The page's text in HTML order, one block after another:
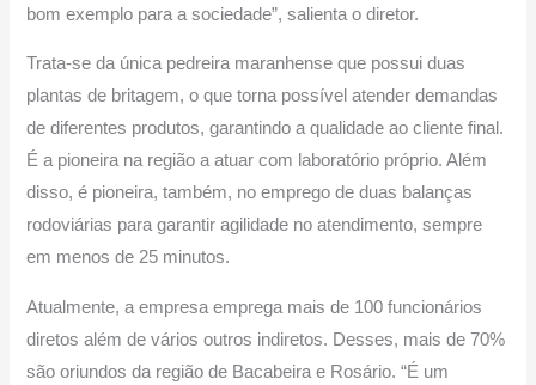
bom exemplo para a sociedade”, salienta o diretor.
Trata-se da única pedreira maranhense que possui duas
plantas de britagem, o que torna possível atender demandas
de diferentes produtos, garantindo a qualidade ao cliente final.
É a pioneira na região a atuar com laboratório próprio. Além
disso, é pioneira, também, no emprego de duas balanças
rodoviárias para garantir agilidade no atendimento, sempre
em menos de 25 minutos.
Atualmente, a empresa emprega mais de 100 funcionários
diretos além de vários outros indiretos. Desses, mais de 70%
são oriundos da região de Bacabeira e Rosário. “É um